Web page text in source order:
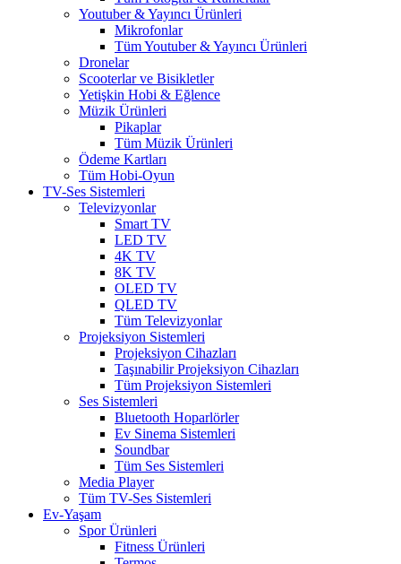
Youtuber & Yayıncı Ürünleri
Mikrofonlar
Tüm Youtuber & Yayıncı Ürünleri
Dronelar
Scooterlar ve Bisikletler
Yetişkin Hobi & Eğlence
Müzik Ürünleri
Pikaplar
Tüm Müzik Ürünleri
Ödeme Kartları
Tüm Hobi-Oyun
TV-Ses Sistemleri
Televizyonlar
Smart TV
LED TV
4K TV
8K TV
OLED TV
QLED TV
Tüm Televizyonlar
Projeksiyon Sistemleri
Projeksiyon Cihazları
Taşınabilir Projeksiyon Cihazları
Tüm Projeksiyon Sistemleri
Ses Sistemleri
Bluetooth Hoparlörler
Ev Sinema Sistemleri
Soundbar
Tüm Ses Sistemleri
Media Player
Tüm TV-Ses Sistemleri
Ev-Yaşam
Spor Ürünleri
Fitness Ürünleri